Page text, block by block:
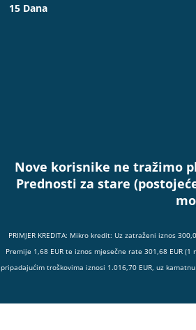
15 Dana
Nove korisnike ne tražimo
Prednosti za stare
PRIMJER KREDITA: Mikro kredit: Uz zatraženi iznos
Premije 1,68 EUR te iznos mjesečne rate 301,68 EUR
pripadajućim troškovima iznosi 1.016,70 EUR, uz